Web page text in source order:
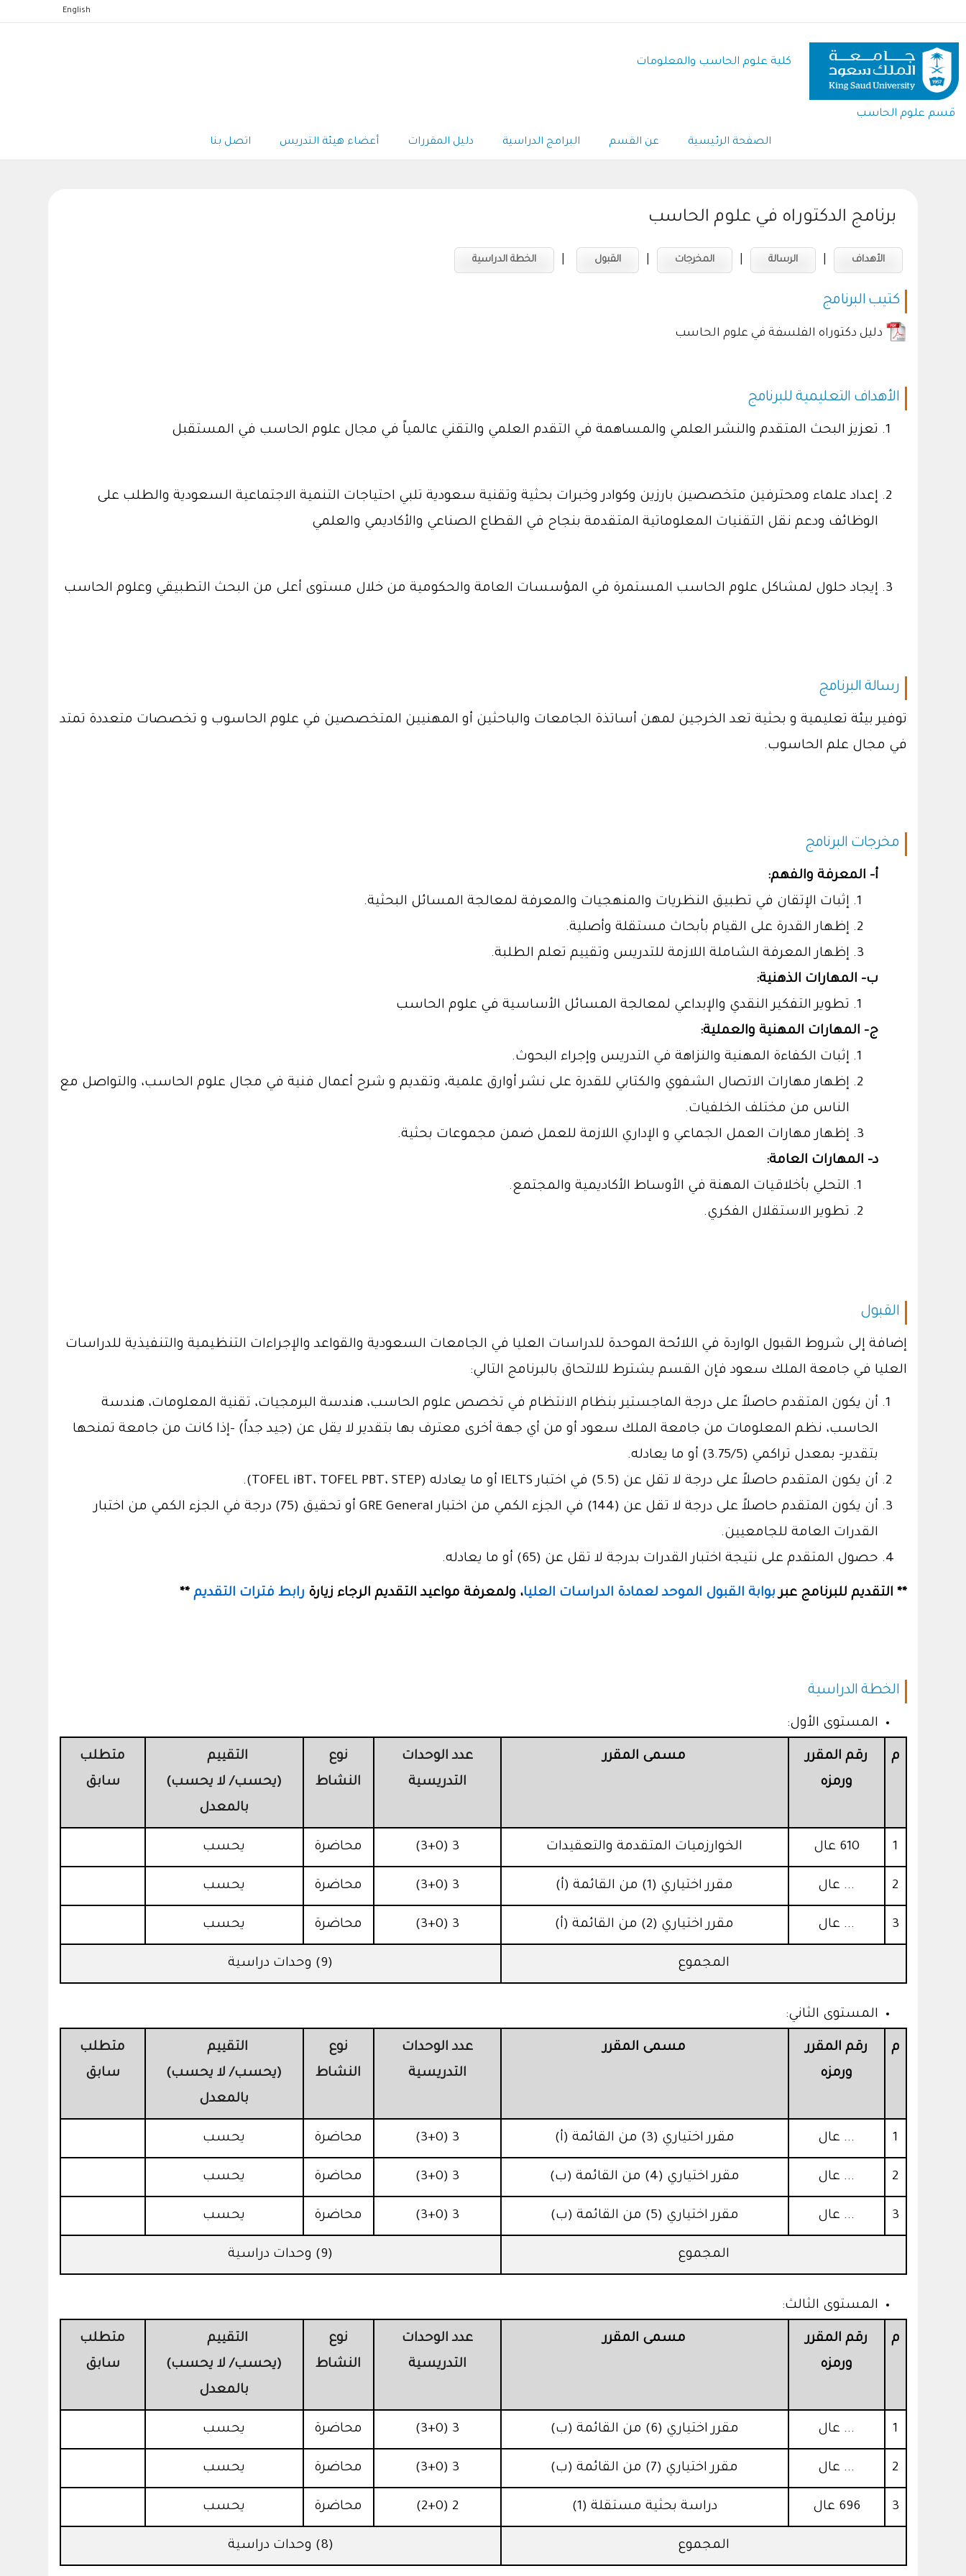
المحتوى
الرئيسي
English
كلية علوم الحاسب والمعلومات
قسم علوم الحاسب
الصفحة الرئيسية عن القسم البرامج الدراسية دليل المقررات أعضاء هيئة التدريس اتصل بنا
برنامج الدكتوراه في علوم الحاسب
الأهداف الرسالة المخرجات القبول الخطة الدراسية
كتيب البرنامج
دليل دكتوراه الفلسفة في علوم الحاسب
الأهداف التعليمية للبرنامج
تعزيز البحث المتقدم والنشر العلمي والمساهمة في التقدم العلمي والتقني عالمياً في مجال علوم الحاسب في المستقبل
إعداد علماء ومحترفين متخصصين بارزين وكوادر وخبرات بحثية وتقنية سعودية تلبي احتياجات التنمية الاجتماعية السعودية والطلب على
الوظائف ودعم نقل التقنيات المعلوماتية المتقدمة بنجاح في القطاع الصناعي والأكاديمي والعلمي
إيجاد حلول لمشاكل علوم الحاسب المستمرة في المؤسسات العامة والحكومية من خلال مستوى أعلى من البحث التطبيقي وعلوم الحاسب
رسالة البرنامج
توفير بيئة تعليمية و بحثية تعد الخرجين لمهن أساتذة الجامعات والباحثين أو المهنيين المتخصصين في علوم الحاسوب و تخصصات متعددة تمتد
في مجال علم الحاسوب.
مخرجات البرنامج
أ- المعرفة والفهم:
إثبات الإتقان في تطبيق النظريات والمنهجيات والمعرفة لمعالجة المسائل البحثية.
إظهار القدرة على القيام بأبحاث مستقلة وأصلية.
إظهار المعرفة الشاملة اللازمة للتدريس وتقييم تعلم الطلبة.
ب- المهارات الذهنية:
تطوير التفكير النقدي والإبداعي لمعالجة المسائل الأساسية في علوم الحاسب
ج- المهارات المهنية والعملية:
إثبات الكفاءة المهنية والنزاهة في التدريس وإجراء البحوث.
إظهار مهارات الاتصال الشفوي والكتابي للقدرة على نشر أوارق علمية، وتقديم و شرح أعمال فنية في مجال علوم الحاسب، والتواصل مع
الناس من مختلف الخلفيات.
إظهار مهارات العمل الجماعي و الإداري اللازمة للعمل ضمن مجموعات بحثية.
د- المهارات العامة:
التحلي بأخلاقيات المهنة في الأوساط الأكاديمية والمجتمع.
تطوير الاستقلال الفكري.
القبول
إضافة إلى شروط القبول الواردة في اللائحة الموحدة للدراسات العليا في الجامعات السعودية والقواعد والإجراءات التنظيمية والتنفيذية للدراسات
العليا في جامعة الملك سعود فإن القسم يشترط للالتحاق بالبرنامج التالي:
أن يكون المتقدم حاصلاً على درجة الماجستير بنظام الانتظام في تخصص علوم الحاسب، هندسة البرمجيات، تقنية المعلومات، هندسة
الحاسب، نظم المعلومات من جامعة الملك سعود أو من أي جهة أخرى معترف بها بتقدير لا يقل عن (جيد جداً) -إذا كانت من جامعة تمنحها
بتقدير- بمعدل تراكمي (3.75/5) أو ما يعادله.
أن يكون المتقدم حاصلاً على درجة لا تقل عن (5.5) في اختبار IELTS أو ما يعادله (TOFEL iBT، TOFEL PBT، STEP).
أن يكون المتقدم حاصلاً على درجة لا تقل عن (144) في الجزء الكمي من اختبار GRE General أو تحقيق (75) درجة في الجزء الكمي من اختبار
القدرات العامة للجامعيين.
حصول المتقدم على نتيجة اختبار القدرات بدرجة لا تقل عن (65) أو ما يعادله.
** التقديم للبرنامج عبربوابة القبول الموحد لعمادة الدراسات العليا، ولمعرفة مواعيد التقديم الرجاء زيارة رابط فترات التقديم **
الخطة الدراسية
المستوى الأول:
م
رقم المقرر
ورمزه
مسمى المقرر
عدد الوحدات
التدريسية
نوع
النشاط
التقييم
(يحسب/ لا يحسب)
بالمعدل
متطلب
سابق
1 610 عال الخوارزميات المتقدمة والتعقيدات 3 (3+0) محاضرة يحسب
2 ... عال مقرر اختياري (1) من القائمة (أ) 3 (3+0) محاضرة يحسب
3 ... عال مقرر اختياري (2) من القائمة (أ) 3 (3+0) محاضرة يحسب
المجموع (9) وحدات دراسية
المستوى الثاني:
م
رقم المقرر
ورمزه
مسمى المقرر
عدد الوحدات
التدريسية
نوع
النشاط
التقييم
(يحسب/ لا يحسب)
بالمعدل
متطلب
سابق
1 ... عال مقرر اختياري (3) من القائمة (أ) 3 (3+0) محاضرة يحسب
2 ... عال مقرر اختياري (4) من القائمة (ب) 3 (3+0) محاضرة يحسب
3 ... عال مقرر اختياري (5) من القائمة (ب) 3 (3+0) محاضرة يحسب
المجموع (9) وحدات دراسية
المستوى الثالث:
م
رقم المقرر
ورمزه
مسمى المقرر
عدد الوحدات
التدريسية
نوع
النشاط
التقييم
(يحسب/ لا يحسب)
بالمعدل
متطلب
سابق
1 ... عال مقرر اختياري (6) من القائمة (ب) 3 (3+0) محاضرة يحسب
2 ... عال مقرر اختياري (7) من القائمة (ب) 3 (3+0) محاضرة يحسب
3 696 عال دراسة بحثية مستقلة (1) 2 (2+0) محاضرة يحسب
المجموع (8) وحدات دراسية